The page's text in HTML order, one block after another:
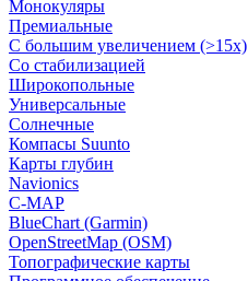
Монокуляры
Премиальные
С большим увеличением (>15x)
Со стабилизацией
Широкопольные
Универсальные
Солнечные
Компасы Suunto
Карты глубин
Navionics
C-MAP
BlueChart (Garmin)
OpenStreetMap (OSM)
Топографические карты